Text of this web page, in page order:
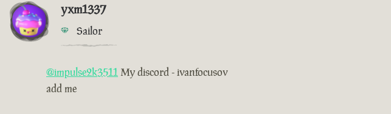
yxm1337
Sailor
@impulse2k3511My discord - ivanfocusov
add me